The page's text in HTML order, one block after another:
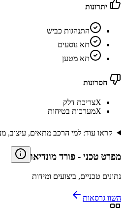
יתרונות
התנהגות כביש
תא נוסעים
תא מטען
חסרונות
Xצריכת דלק
Xמערכות בטיחות
קראו עוד: למי הרכב מתאים, עיצוב,
מפרט טכני - פורד מונדיאו
נתונים טכניים, ביצועים ומידות
השוו גרסאות